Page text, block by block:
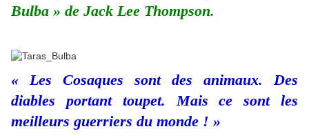
Bulba » de Jack Lee Thompson.
« Les Cosaques sont des animaux. Des
diables portant toupet. Mais ce sont les
meilleurs guerriers du monde ! »